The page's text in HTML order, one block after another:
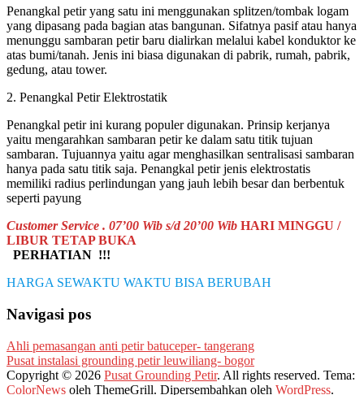
Penangkal petir yang satu ini menggunakan splitzen/tombak logam
yang dipasang pada bagian atas bangunan. Sifatnya pasif atau hanya
menunggu sambaran petir baru dialirkan melalui kabel konduktor ke
atas bumi/tanah. Jenis ini biasa digunakan di pabrik, rumah, pabrik,
gedung, atau tower.
2. Penangkal Petir Elektrostatik
Penangkal petir ini kurang populer digunakan. Prinsip kerjanya
yaitu mengarahkan sambaran petir ke dalam satu titik tujuan
sambaran. Tujuannya yaitu agar menghasilkan sentralisasi sambaran
hanya pada satu titik saja. Penangkal petir jenis elektrostatis
memiliki radius perlindungan yang jauh lebih besar dan berbentuk
seperti payung
Customer Service . 07’00 Wib s/d 20’00 Wib HARI MINGGU /
LIBUR TETAP BUKA
PERHATIAN !!!
HARGA SEWAKTU WAKTU BISA BERUBAH
Navigasi pos
Ahli pemasangan anti petir batuceper- tangerang
Pusat instalasi grounding petir leuwiliang- bogor
Copyright © 2026 Pusat Grounding Petir. All rights reserved. Tema:
ColorNews oleh ThemeGrill. Dipersembahkan oleh WordPress.